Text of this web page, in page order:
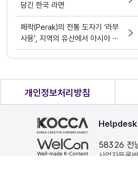
담긴 한국 라면
페락(Perak)의 전통 도자기 ‘라부
사용’, 지역의 유산에서 아시아 문
화 교류의 가능성으로
개인정보처리방침
Helpdesk
58326 전
사업자등